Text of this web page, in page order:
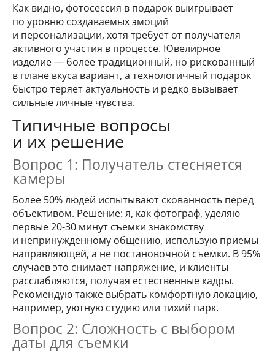
Как видно, фотосессия в подарок выигрывает
по уровню создаваемых эмоций
и персонализации, хотя требует от получателя
активного участия в процессе. Ювелирное
изделие — более традиционный, но рискованный
в плане вкуса вариант, а технологичный подарок
быстро теряет актуальность и редко вызывает
сильные личные чувства.
Типичные вопросы
и их решение
Вопрос 1: Получатель стесняется
камеры
Более 50% людей испытывают скованность перед
объективом. Решение: я, как фотограф, уделяю
первые 20-30 минут съемки знакомству
и непринужденному общению, использую приемы
направляющей, а не постановочной съемки. В 95%
случаев это снимает напряжение, и клиенты
расслабляются, получая естественные кадры.
Рекомендую также выбрать комфортную локацию,
например, уютную студию или тихий парк.
Вопрос 2: Сложность с выбором
даты для съемки